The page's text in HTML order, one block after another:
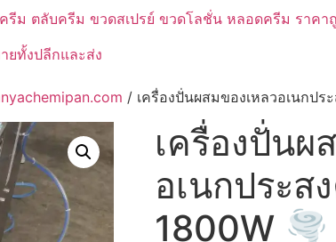
รีม ตลับครีม ขวดสเปรย์ ขวดโลชั่น หลอดครีม ราคา
ยทั้งปลีกและส่ง
/ เครื่องปั่นผสมของเหลวอเนกป
เครื่องปั่นผ
อเนกประส
1800W 🌪️